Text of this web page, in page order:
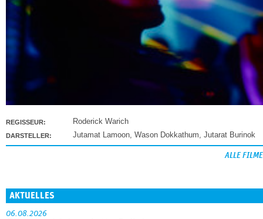
REGISSEUR: Roderick Warich
DARSTELLER: Jutamat Lamoon, Wason Dokkathum, Jutarat Burinok
ALLE FILME
AKTUELLES
06.08.2026